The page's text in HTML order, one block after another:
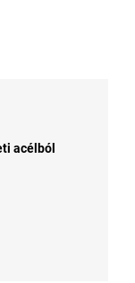
acélból